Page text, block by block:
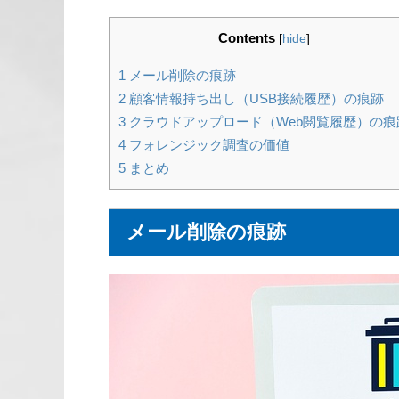
Contents [hide]
1 メール削除の痕跡
2 顧客情報持ち出し（USB接続履歴）の痕跡
3 クラウドアップロード（Web閲覧履歴）の痕
4 フォレンジック調査の価値
5 まとめ
メール削除の痕跡